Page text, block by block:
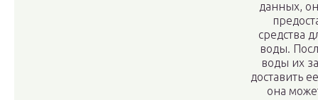
данных,
средства
воды.
воды их
доставить
она